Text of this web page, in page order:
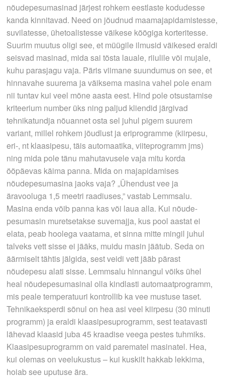
nõudepesumasinad järjest rohkem eestlaste kodudesse
kanda kinnitavad. Need on jõudnud maamajapidamistesse,
suvilatesse, ühetoalistesse väikese köögiga korteritesse.
Suurim muutus oligi see, et müügile ilmusid väikesed eraldi
seisvad masinad, mida sai tõsta lauale, riiulile või mujale,
kuhu parasjagu vaja. Päris viimane suundumus on see, et
hinnavahe suurema ja väiksema masina vahel pole enam
nii tuntav kui veel mõne aasta eest. Hind pole otsustamise
kriteerium number üks ning paljud kliendid järgivad
tehnikatundja nõuannet osta sel juhul pigem suurem
variant, millel rohkem jõudlust ja eriprogramme (kiirpesu,
eri-, nt klaasipesu, täis­ automaatika, viiteprogramm jms)
ning mida pole tänu mahutavusele vaja mitu korda
ööpäevas käima panna. Mida on majapidamises
nõudepesumasina jaoks vaja? „Ühendust vee ja
äravooluga 1,5 meetri raadiuses,” vastab Lemmsalu.
Masina enda võib panna kas või laua alla. Kui nõude­
pesumasin muretsetakse suvemajja, kus pool aastat ei
elata, peab hoolega vaatama, et sinna mitte mingil juhul
talveks vett sisse ei jääks, muidu masin jäätub. Seda on
äärmiselt tähtis jälgida, sest veidi vett jääb pärast
nõudepesu alati sisse. Lemmsalu hinnangul võiks ühel
heal nõudepesumasinal olla kindlasti automaatprogramm,
mis peale temperatuuri kontrollib ka vee mustuse taset.
Tehnikaeksperdi sõnul on hea asi veel kiirpesu (30 minuti
programm) ja eraldi klaasipesuprogramm, sest teatavasti
lähevad klaasid juba 45 kraadise veega pestes tuhmiks.
Klaasipesuprogramm on vaid parematel masinatel. Hea,
kui olemas on veelukustus – kui kuskilt hakkab lekkima,
hoiab see uputuse ära.